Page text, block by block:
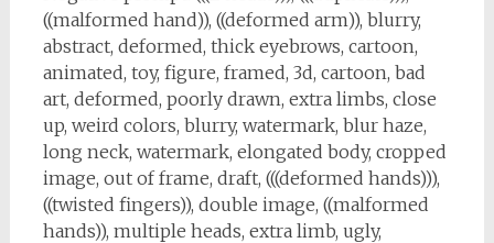
((malformed hand)), ((deformed arm)), blurry,
abstract, deformed, thick eyebrows, cartoon,
animated, toy, figure, framed, 3d, cartoon, bad
art, deformed, poorly drawn, extra limbs, close
up, weird colors, blurry, watermark, blur haze,
long neck, watermark, elongated body, cropped
image, out of frame, draft, (((deformed hands))),
((twisted fingers)), double image, ((malformed
hands)), multiple heads, extra limb, ugly,